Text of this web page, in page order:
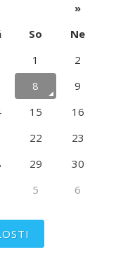
»
So
Ne
1
2
8
9
15
16
22
23
29
30
5 6